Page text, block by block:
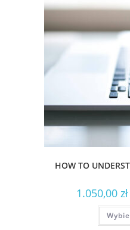
HOW TO
1.050,00 zł